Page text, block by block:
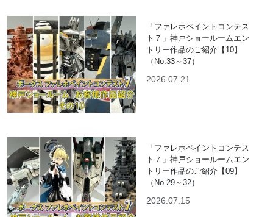
「ファレホペイントコンテス
ト７」神戸ショールームエン
トリー作品のご紹介【10】
（No.33～37）
2026.07.21
「ファレホペイントコンテス
ト７」神戸ショールームエン
トリー作品のご紹介【09】
（No.29～32）
2026.07.15